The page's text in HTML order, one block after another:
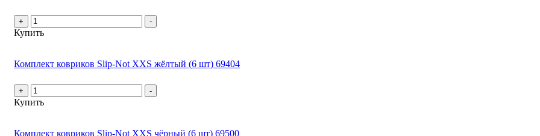
+ -
Купить
Комплект ковриков Slip-Not XXS жёлтый (6 шт) 69404
+ -
Купить
Комплект ковриков Slip-Not XXS чёрный (6 шт) 69500